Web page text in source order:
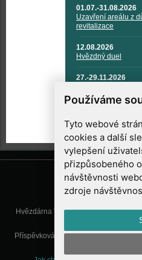
Používáme
Tyto webové
cookies a další
vylepšení
přizpůsobeného
návštěvnosti
zdroje
01.07.-31.08.2026
Uzavření areálu z
revitalizace
12.08.2026
Hvězdný duel
27.-29.11.2026
TECHNIKA A
TECHNOLOGIE
Hvězdárna Valašské Meziříčí,
01
Příspěvková organizace Zlínského